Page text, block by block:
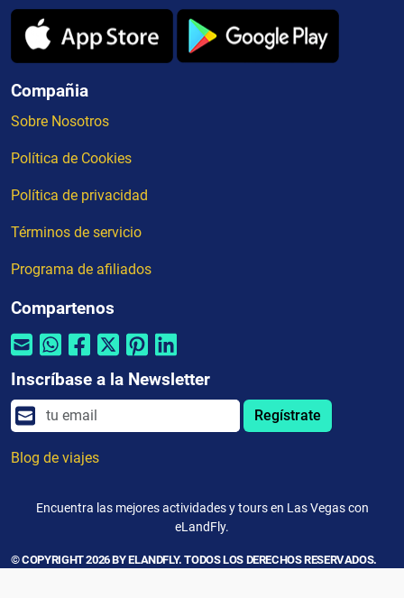
Compañia
Sobre Nosotros
Política de Cookies
Política de privacidad
Términos de servicio
Programa de afiliados
Compartenos
Inscríbase a la Newsletter
Regístrate
Blog de viajes
Encuentra las mejores actividades y tours en Las Vegas con
eLandFly.
© COPYRIGHT 2026 BY ELANDFLY. TODOS LOS DERECHOS RESERVADOS.